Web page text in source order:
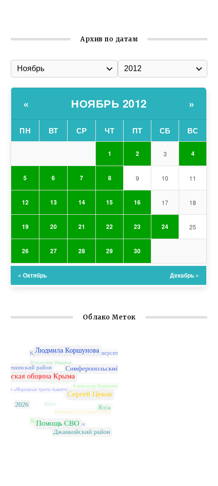
Архив по датам
« НОЯБРЬ 2012 »
ПН ВТ СР ЧТ ПТ СБ ВС
1 2 3 4
5 6 7 8 9 10 11
12 13 14 15 16 17 18
19 20 21 22 23 24 25
26 27 28 29 30
« Октябрь Декабрь »
Облако Меток